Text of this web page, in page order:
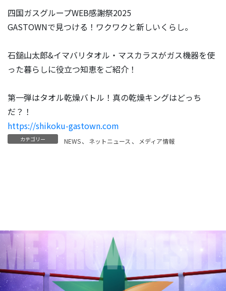
四国ガスグループWEB感謝祭2025
GASTOWNで見つける！ワクワクと新しいくらし。
石鎚山太郎&イマバリタオル・マスカラスがガス機器を使
った暮らしに役立つ知恵をご紹介！
第一弾はタオル乾燥バトル！真の乾燥キングはどっち
だ？！
https://shikoku-gastown.com
カテゴリー NEWS、 ネットニュース 、 メディア情報